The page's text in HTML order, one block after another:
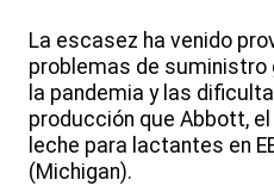
La escasez ha venido
problemas de suministro
la pandemia y las
producción que Abbott,
leche para lactantes en
(Michigan).